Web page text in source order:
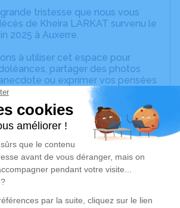
grande tristesse que nous vous
de Kheira LARKAT survenu le
2025 à Auxerre.
à utiliser cet espace pour
partager des photos
ou exprimer vos pensées
ou des textes. Cet endroit
dédié à honorer la
LARKAT.
d’arbre hommage est